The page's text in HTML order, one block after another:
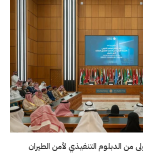
من الدبلوم التنفيذي لأمن الطيران